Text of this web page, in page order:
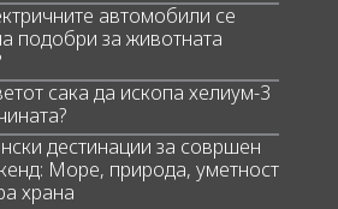
автомобили се
подобри за животната
сака да ископа хелиум-3
дестинации за совршен
Море, природа, уметност
храна